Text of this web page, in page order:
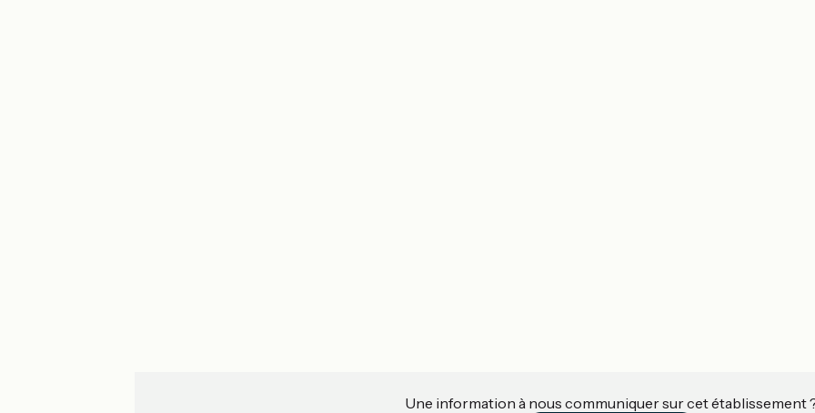
Une information à nous communiquer sur cet établissement